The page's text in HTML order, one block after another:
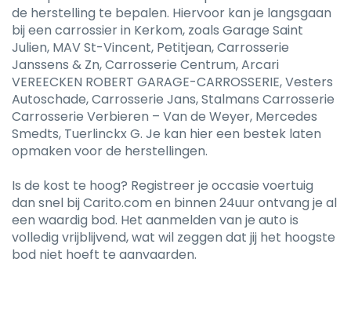
de herstelling te bepalen. Hiervoor kan je langsgaan
bij een carrossier in Kerkom, zoals Garage Saint
Julien, MAV St-Vincent, Petitjean, Carrosserie
Janssens & Zn, Carrosserie Centrum, Arcari
VEREECKEN ROBERT GARAGE-CARROSSERIE, Vesters
Autoschade, Carrosserie Jans, Stalmans Carrosserie
Carrosserie Verbieren – Van de Weyer, Mercedes
Smedts, Tuerlinckx G. Je kan hier een bestek laten
opmaken voor de herstellingen.
Is de kost te hoog? Registreer je occasie voertuig
dan snel bij Carito.com en binnen 24uur ontvang je al
een waardig bod. Het aanmelden van je auto is
volledig vrijblijvend, wat wil zeggen dat jij het hoogste
bod niet hoeft te aanvaarden.